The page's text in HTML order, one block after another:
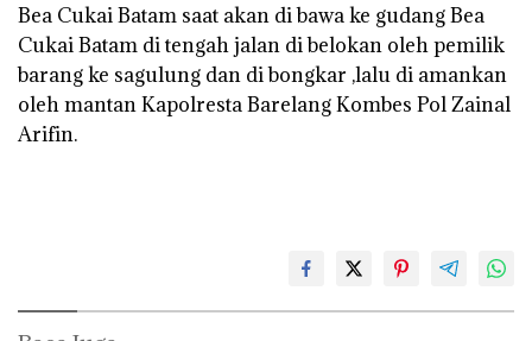
Bea Cukai Batam saat akan di bawa ke gudang Bea
Cukai Batam di tengah jalan di belokan oleh pemilik
barang ke sagulung dan di bongkar ,lalu di amankan
oleh mantan Kapolresta Barelang Kombes Pol Zainal
Arifin.